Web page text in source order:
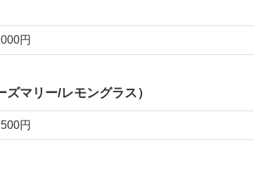
円
マリー/レモングラス）
円